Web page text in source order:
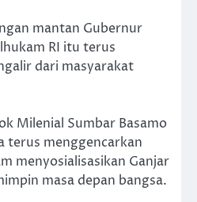
mantan Gubernur
RI itu terus
dari masyarakat
Milenial Sumbar Basamo
terus menggencarkan
menyosialisasikan Ganjar
masa depan bangsa.